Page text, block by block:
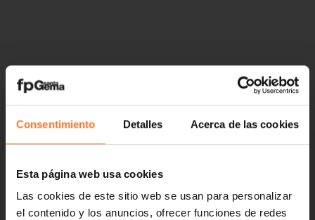
Consentimiento Detalles Acerca de las cookies
Esta página web usa cookies
Las cookies de este sitio web se usan para personalizar
el contenido y los anuncios, ofrecer funciones de redes